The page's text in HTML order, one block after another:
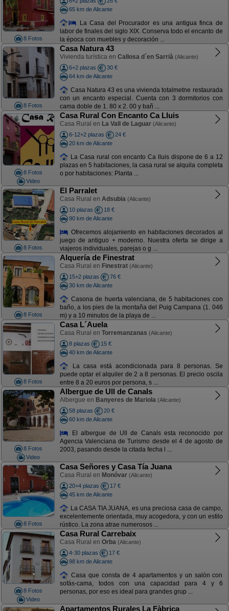
8 Fotos
65 km de Alicante
La Casa del Procurador es una antigua finca de
labor de finales del siglo XIX. Conserva todo el encanto de
la época con muebles y decoración ...
8 Fotos
Casa Natura 43
Vivienda turística en Callosa d´en Sarrià (Alicante)
6+2 plazas
30 €
64 km de Alicante
Casa Natura 43 es una vivienda totalmetne restaurada
con un encanto especial. Cuenta con 3 dormitorios con
cama doble de 1. 80 x 2. 00 y bañ ...
8 Fotos
Video
Casa Rural Con Encanto Ca Lluis
Casa Rural en La Vall de Laguar (Alicante)
6-12+2 plazas
24 €
20 km de Alicante
La Casa rural con encanto Ca lluis dispone de 6 a 12
plazas en 5 habitaciones, la casa rural se alquila completa
o por habitaciones: Planta ...
8 Fotos
El Parralet
Casa Rural en Adsubia (Alicante)
10 plazas
18 €
90 km de Alicante
Ofrecemos alojamiento en habitaciones decorados al
juego de antiguo + moderno. Nuestra oferta se dirige a
viajeros individuales, parejas o g ...
8 Fotos
Alquería de Finestrat
Casa Rural en Finestrat (Alicante)
15+2 plazas
76 €
30 km de Alicante
Casona de huerta valenciana, de 5 habitaciones con
baño, a los pies de la montaña del Puig Campana (1. 046
m) y a 10 minutos de la playa de ...
8 Fotos
Casa L´Auela
Casa Rural en Torremanzanas (Alicante)
8 plazas
15 €
40 km de Alicante
La casa está acondicionada para 8 personas. Se
puede optar el alquiler de 2 a 8 personas. El precio oscila
entre 8 a 20 euros por persona, s ...
8 Fotos
Video
Albergue de Ull de Canals
Albergue en Banyeres de Mariola (Alicante)
58 plazas
20 €
60 km de Alicante
El albergue de Ull de Canals esta reconocido por
Agencia Valenciana de Turismo desde el 4 de agosto de
2003, pasando desde la citada fecha l ...
8 Fotos
Casa Señores y Casa Tía Juana
Casa Rural en Monóvar (Alicante)
20+4 plazas
17 €
45 km de Alicante
La CASA TIA JUANA, es una preciosa casa de campo,
excelentemente orientada, muy acogedora, y con un estilo
rústico. La zona atrae numerosos ...
8 Fotos
Video
Casa Rural Carrebaix
Casa Rural en Orba (Alicante)
4-30 plazas
17 €
98 km de Alicante
Casa que consta de 4 apartamentos y un salón con
sofás-cama, todos con una capacidad para 4 y 6
personas, por eso es ideal para grandes grup ...
Apartamentos Rurales La Fàbrica